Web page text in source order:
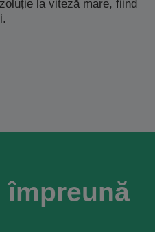
la viteză mare, fiind
împreună